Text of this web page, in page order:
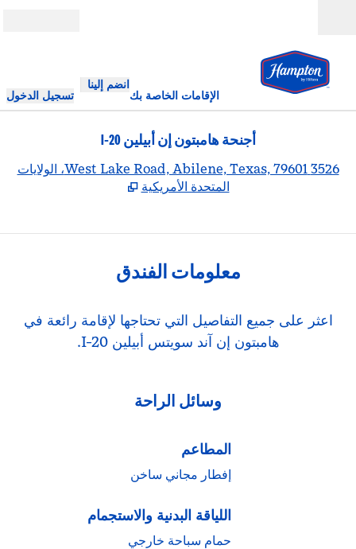
الإقامات الخاصة بك
انضم إلينا
تسجيل الدخول
أجنحة هامبتون إن أبيلين I-20
3526 West Lake Road, Abilene, Texas, 79601، الولايات
المتحدة الأمريكية
معلومات الفندق
اعثر على جميع التفاصيل التي تحتاجها لإقامة رائعة في
هامبتون إن آند سويتس أبيلين I-20.
وسائل الراحة
المطاعم
إفطار مجاني ساخن
اللياقة البدنية والاستجمام
حمام سباحة خارجي